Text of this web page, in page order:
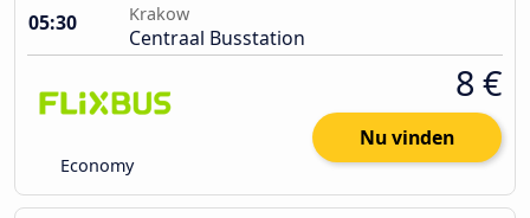
05:30
Krakow
Centraal Busstation
Economy
8 €
Nu vinden